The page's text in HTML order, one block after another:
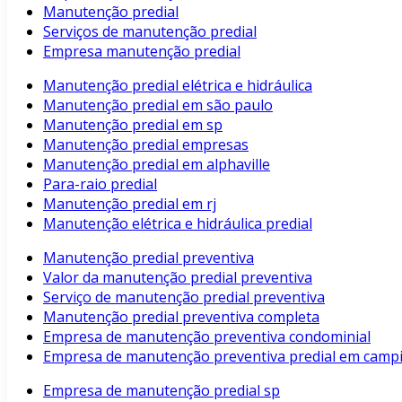
Manutenção predial
Serviços de manutenção predial
Empresa manutenção predial
Manutenção predial elétrica e hidráulica
Manutenção predial em são paulo
Manutenção predial em sp
Manutenção predial empresas
Manutenção predial em alphaville
Para-raio predial
Manutenção predial em rj
Manutenção elétrica e hidráulica predial
Manutenção predial preventiva
Valor da manutenção predial preventiva
Serviço de manutenção predial preventiva
Manutenção predial preventiva completa
Empresa de manutenção preventiva condominial
Empresa de manutenção preventiva predial em
Empresa de manutenção predial sp